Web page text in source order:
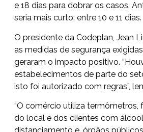
e 18 dias para dobrar os casos.
seria mais curto: entre 10 e 11 dias.
O presidente da Codeplan, Jean
as medidas de segurança
geraram o impacto positivo.
estabelecimentos de parte do
isto foi autorizado com regras”,
“O comércio utiliza termômetros,
do local e dos clientes com